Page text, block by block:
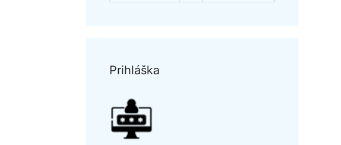
Prihláška